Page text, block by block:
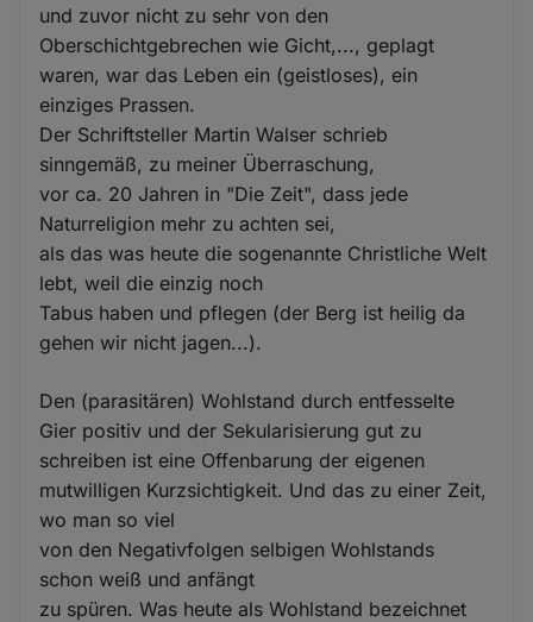
und zuvor nicht zu sehr von den
Oberschichtgebrechen wie Gicht,..., geplagt
waren, war das Leben ein (geistloses), ein
einziges Prassen.
Der Schriftsteller Martin Walser schrieb
sinngemäß, zu meiner Überraschung,
vor ca. 20 Jahren in "Die Zeit", dass jede
Naturreligion mehr zu achten sei,
als das was heute die sogenannte Christliche Welt
lebt, weil die einzig noch
Tabus haben und pflegen (der Berg ist heilig da
gehen wir nicht jagen...).
Den (parasitären) Wohlstand durch entfesselte
Gier positiv und der Sekularisierung gut zu
schreiben ist eine Offenbarung der eigenen
mutwilligen Kurzsichtigkeit. Und das zu einer Zeit,
wo man so viel
von den Negativfolgen selbigen Wohlstands
schon weiß und anfängt
zu spüren. Was heute als Wohlstand bezeichnet